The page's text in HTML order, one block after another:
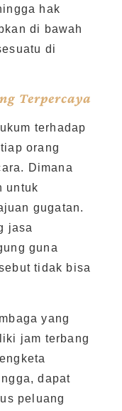
hak
di bawah
di
Terpercaya
terhadap
orang
Dimana
untuk
gugatan.
jasa
guna
tidak bisa
yang
jam terbang
dapat
peluang